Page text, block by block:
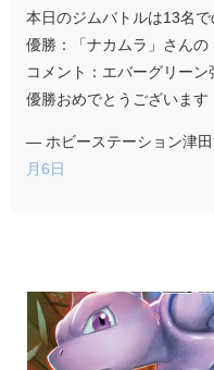
本日のジムバトルは13名で
優勝：「ナカムラ」さん
コメント：エバーグリーン
優勝おめでとうございます
— ホビーステーション津
月6日